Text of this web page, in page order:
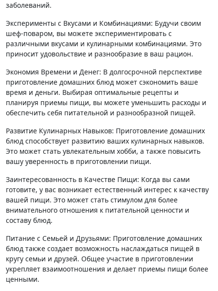
заболеваний.
Эксперименты с Вкусами и Комбинациями: Будучи своим
шеф-поваром, вы можете экспериментировать с
различными вкусами и кулинарными комбинациями. Это
приносит удовольствие и разнообразие в ваш рацион.
Экономия Времени и Денег: В долгосрочной перспективе
приготовление домашних блюд может сэкономить ваше
время и деньги. Выбирая оптимальные рецепты и
планируя приемы пищи, вы можете уменьшить расходы и
обеспечить себя питательной и разнообразной пищей.
Развитие Кулинарных Навыков: Приготовление домашних
блюд способствует развитию ваших кулинарных навыков.
Это может стать увлекательным хобби, а также повысить
вашу уверенность в приготовлении пищи.
Заинтересованность в Качестве Пищи: Когда вы сами
готовите, у вас возникает естественный интерес к качеству
вашей пищи. Это может стать стимулом для более
внимательного отношения к питательной ценности и
составу блюд.
Питание с Семьей и Друзьями: Приготовление домашних
блюд также создает возможность наслаждаться пищей в
кругу семьи и друзей. Общее участие в приготовлении
укрепляет взаимоотношения и делает приемы пищи более
ценными.